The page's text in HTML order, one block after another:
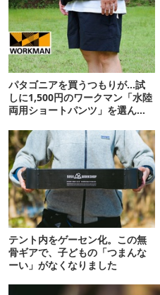
パタゴニアを買うつもりが…試
しに1,500円のワークマン「水陸
両用ショートパンツ」を選んだ
テント内をゲーセン化。この無
骨ギアで、子どもの「つまんな
ーい」がなくなりました